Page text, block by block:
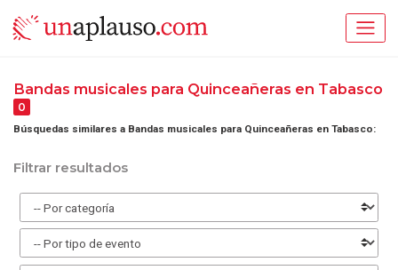
Bandas musicales para Quinceañeras en Tabasco
0
Búsquedas similares a Bandas musicales para Quinceañeras en Tabasco:
Filtrar resultados